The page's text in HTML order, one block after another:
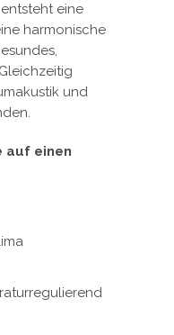
eine
harmonische
und
auf einen